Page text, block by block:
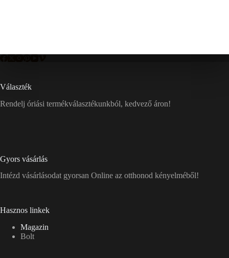
Választék
Rendelj óriási termékválasztékunkból, kedvező áron!
Gyors vásárlás
Intézd vásárlásodat gyorsan Online az otthonod kényelméből!
Hasznos linkek
Magazin
Bolt